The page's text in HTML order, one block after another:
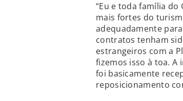
“Eu e toda família
mais fortes do
adequadamente
contratos tenham
estrangeiros com a
fizemos isso à toa. A
foi basicamente
reposicionamento